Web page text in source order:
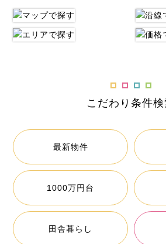
こだわり条件検
最新物件
1000万円台
田舎暮らし